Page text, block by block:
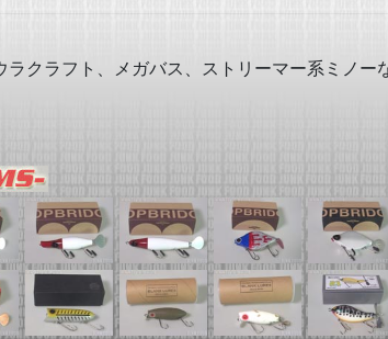
ラクラフト、メガバス、ストリーマー系ミノー